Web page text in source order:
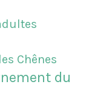
Chênes
du